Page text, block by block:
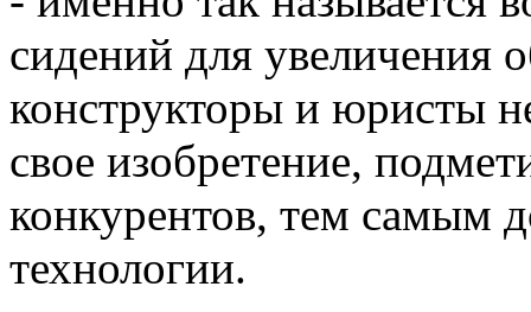
сидений для увеличения
конструкторы и юристы
свое изобретение,
конкурентов, тем самым
технологии.